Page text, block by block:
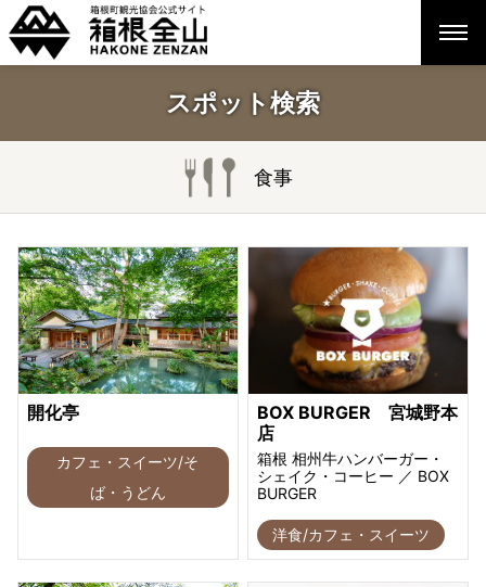
スポット検索
食事
開化亭
カフェ・スイーツ/そ
ば・うどん
BOX BURGER 宮城野本
店
箱根 相州牛ハンバーガー・
シェイク・コーヒー ／ BOX
BURGER
洋食/カフェ・スイーツ